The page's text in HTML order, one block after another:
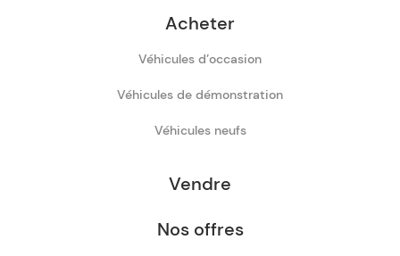
Acheter
Véhicules d’occasion
Véhicules de démonstration
Véhicules neufs
Vendre
Nos offres